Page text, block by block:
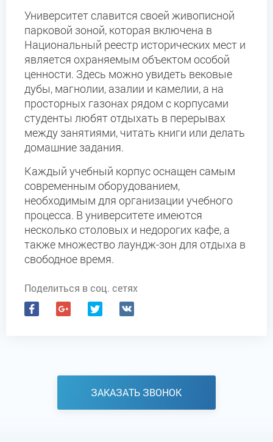
Университет славится своей живописной
парковой зоной, которая включена в
Национальный реестр исторических мест и
является охраняемым объектом особой
ценности. Здесь можно увидеть вековые
дубы, магнолии, азалии и камелии, а на
просторных газонах рядом с корпусами
студенты любят отдыхать в перерывах
между занятиями, читать книги или делать
домашние задания.
Каждый учебный корпус оснащен самым
современным оборудованием,
необходимым для организации учебного
процесса. В университете имеются
несколько столовых и недорогих кафе, а
также множество лаундж-зон для отдыха в
свободное время.
Поделиться в соц. сетях
ЗАКАЗАТЬ ЗВОНОК